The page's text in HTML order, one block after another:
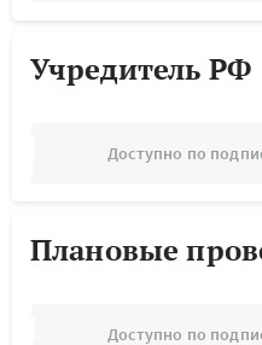
Учредитель РФ
Доступно по
Плановые
Доступно по